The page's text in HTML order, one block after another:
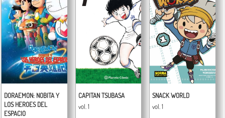
DORAEMON: NOBITA Y
LOS HEROES DEL
ESPACIO
CAPITAN TSUBASA
vol. 1
SNACK WORLD
vol. 1